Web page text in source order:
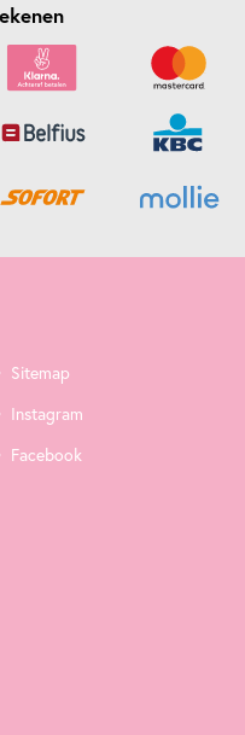
Sitemap
Instagram
Facebook